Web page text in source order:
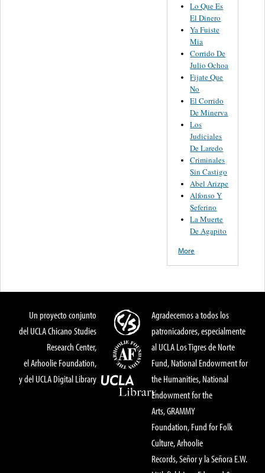
Lo Que Es
El Dinero
Ya Fuiste
Mia
Corrido De
Julio Ochoa
Fijate Que
No
El Corrido
De Minerva
Los
Judiciales
De Laredo
Criminales
Sin Castigo
Abel Arizpe
Alfonso Y
Seferino
La Muerte
De Agapito
More
Un proyecto conjunto
del UCLA Chicano Studies
Research Center,
el Arhoolie Foundation,
y del UCLA Digital Library
Agradecemos a todos los
patronicadores, especialmente
al UCLA Los Tigres de Norte
Fund, National Endowment for
the Humanities, National
Endowment for the
Arts, GRAMMY
Foundation, Fund for Folk
Culture, Arhoolie
Records, Señor y la Señora E.W.